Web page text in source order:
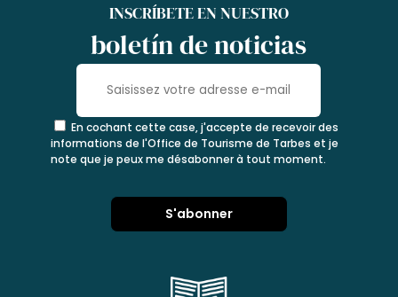
INSCRÍBETE EN NUESTRO
boletín de noticias
En cochant cette case, j'accepte de recevoir des
informations de l'Office de Tourisme de Tarbes et je
note que je peux me désabonner à tout moment.